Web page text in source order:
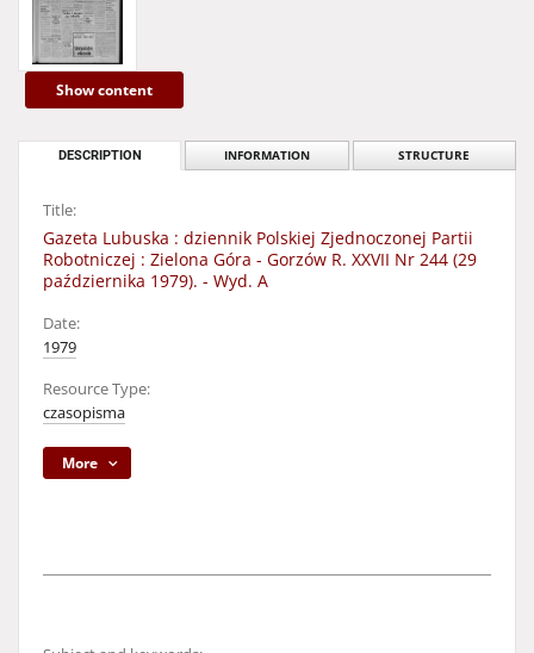
Show content
DESCRIPTION INFORMATION STRUCTURE
Title:
Gazeta Lubuska : dziennik Polskiej Zjednoczonej Partii
Robotniczej : Zielona Góra - Gorzów R. XXVII Nr 244 (29
października 1979). - Wyd. A
Date:
1979
Resource Type:
czasopisma
More